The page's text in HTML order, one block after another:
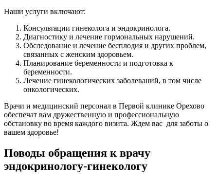
Наши услуги включают:
Консультации гинеколога и эндокринолога.
Диагностику и лечение гормональных нарушений.
Обследование и лечение бесплодия и других проблем,
связанных с женским здоровьем.
Планирование беременности и подготовка к
беременности.
Лечение гинекологических заболеваний, в том числе
онкологических.
Врачи и медицинский персонал в Первой клинике Орехово
обеспечат вам дружественную и профессиональную
обстановку во время каждого визита. Ждем вас для заботы о
вашем здоровье!
Поводы обращения к врачу
эндокринологу-гинекологу